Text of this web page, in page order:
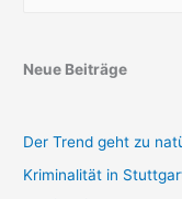
Neue Beiträge
Der Trend geht zu
Kriminalität in